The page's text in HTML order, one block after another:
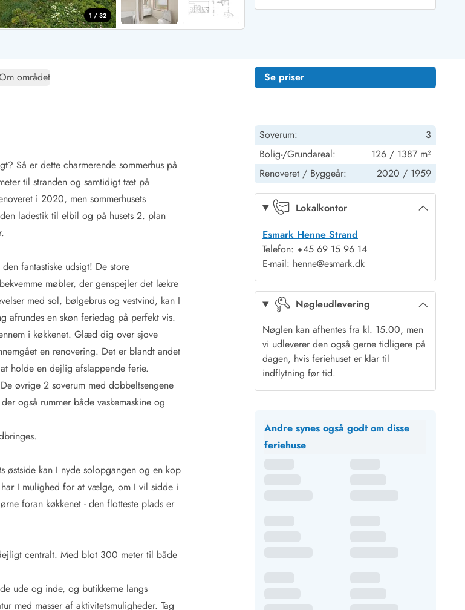
1 / 32
området Se priser
Så er dette charmerende sommerhus på
til stranden og samtidigt tæt på
i 2020, men sommerhusets
ladestik til elbil og på husets 2. plan
fantastiske udsigt! De store
møbler, der genspejler det lækre
med sol, bølgebrus og vestvind, kan I
afrundes en skøn feriedag på perfekt vis.
i køkkenet. Glæd dig over sjove
en renovering. Det er blandt andet
holde en dejlig afslappende ferie.
øvrige 2 soverum med dobbeltsengene
også rummer både vaskemaskine og
østside kan I nyde solopgangen og en kop
I mulighed for at vælge, om I vil sidde i
foran køkkenet - den flotteste plads er
centralt. Med blot 300 meter til både
ude og inde, og butikkerne langs
med masser af aktivitetsmuligheder. Tag
Soverum:
3
Bolig-/Grundareal:
126 / 1387 m²
Renoveret / Byggeår: 2020 / 1959
Lokalkontor
Esmark Henne Strand
Telefon: +45 69 15 96 14
E-mail: henne@esmark.dk
Nøgleudlevering
Nøglen kan afhentes fra kl. 15.00, men
vi udleverer den også gerne tidligere på
dagen, hvis feriehuset er klar til
indflytning før tid.
Andre synes også godt om disse
feriehuse